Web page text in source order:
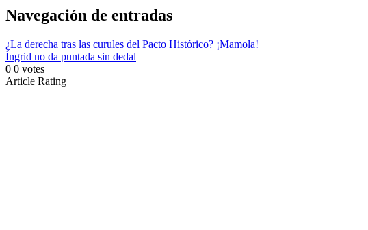
Navegación de entradas
¿La derecha tras las curules del Pacto Histórico? ¡Mamola!
Íngrid no da puntada sin dedal
0 0 votes
Article Rating